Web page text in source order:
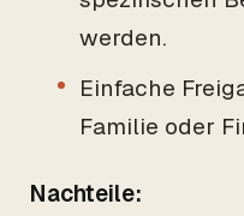
werden.
Einfache
Familie oder
Nachteile: